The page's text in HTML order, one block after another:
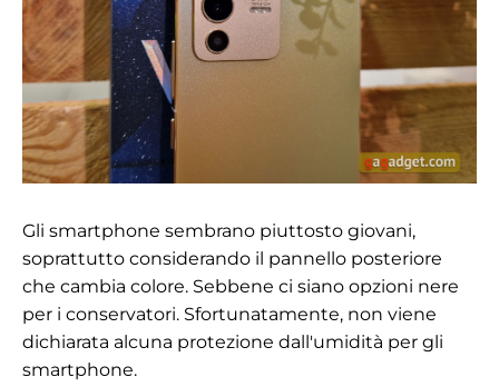
Gli smartphone sembrano piuttosto giovani,
soprattutto considerando il pannello posteriore
che cambia colore. Sebbene ci siano opzioni nere
per i conservatori. Sfortunatamente, non viene
dichiarata alcuna protezione dall'umidità per gli
smartphone.